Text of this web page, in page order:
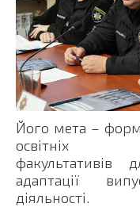
Його мета –
освітніх
факультативів
адаптації
діяльності.